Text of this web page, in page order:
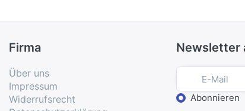
Firma
Über uns
Impressum
Widerrufsrecht
Newsletter
Aktion
Abonnieren